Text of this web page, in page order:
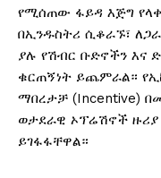
የሚሰጠው ፋይዳ እጅግ የላቀ
በኢንዱስትሪ ሲቆራኙ፣
ያሉ የሽብር ቡድኖችን እና
ቁርጠኝነት ይጨምራል።
ማበረታቻ (Incentive)
ወታደራዊ ኦፕሬሽኖች ዙሪያ
ይገፋፋቸዋል።